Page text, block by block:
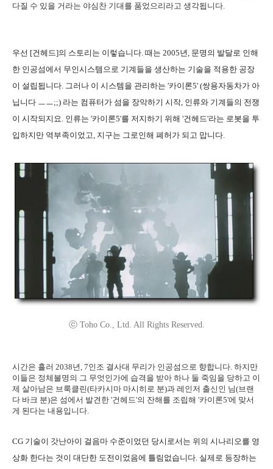
다질 수 있을 거라는 야심찬 기대를 품었으리라고 생각됩니다.
우선 [건헤드]의 스토리는 이렇습니다. 때는 2005년, 문명의 발달로 인해
한 인공섬에서 무인시스템으로 기계들을 생산하는 기술을 적용한 공장
이 설립됩니다. 그러나 이 시스템을 관리하는 '카이론5' (쌍용자동차가 아
닙니다 ㅡㅡ;;) 라는 컴퓨터가 섬을 장악하기 시작, 인류와 기계들의 전쟁
이 시작되지요. 인류는 '카이론5'를 저지하기 위해 '건헤드'라는 로봇을 투
입하지만 역부족이었고, 지구는 그로인해 폐허가 되고 맙니다.
ⓒ Toho Co., Ltd. All Rights Reserved.
시간은 흘러 2038년, 7인조 결사대 무리가 인공섬으로 향합니다. 하지만
이들은 정체불명의 그 무엇인가에 습격을 받아 하나 둘 죽임을 당하고 이
제 살아남은 브룩클린(타카시마 마시히로 분)과 레인저 출신인 님(브랜
다 바크 분)은 섬에서 발견한 '건헤드'의 잔해를 조립해 '카이론5'에 맞서
게 된다는 내용입니다.
CG 기술이 갓난아이 걸음마 수준이었던 당시로서는 위의 시나리오를 영
상화 한다는 것이 대단한 도전이었음에 틀림없습니다. 실제로 등장하는